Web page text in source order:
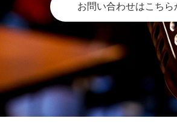
お問い合わせはこちら